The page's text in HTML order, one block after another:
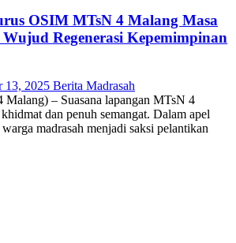
OSIM MTsN 4 Malang Masa
Regenerasi Kepemimpinan
13, 2025 Berita Madrasah
– Suasana lapangan MTsN 4
dan penuh semangat. Dalam apel
madrasah menjadi saksi pelantikan